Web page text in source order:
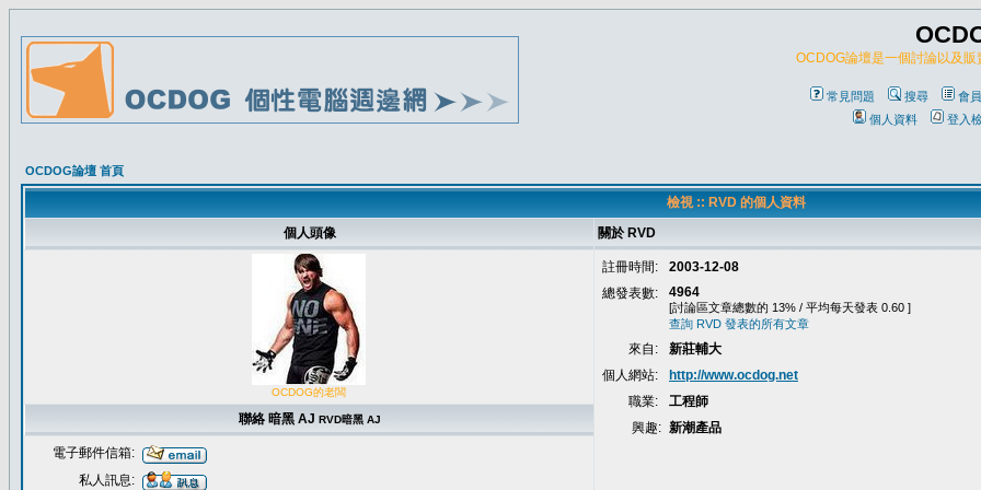
OCDOG論壇是一個討論以及
常見問題 搜尋
會
個人資料
登入
OCDOG論壇 首頁
檢視 :: RVD 的個人資料
個人頭像
關於 RVD
OCDOG的老闆
註冊時間:
2003-12-08
總發表數:
4964
[討論區文章總數的 13% / 平均每天發表 0.60 ]
查詢 RVD 發表的所有文章
來自:
新莊輔大
個人網站:
http://www.ocdog.net
職業:
工程師
興趣: 新潮產品
聯絡 暗黑 AJ RVD暗黑 AJ
電子郵件信箱:
私人訊息: